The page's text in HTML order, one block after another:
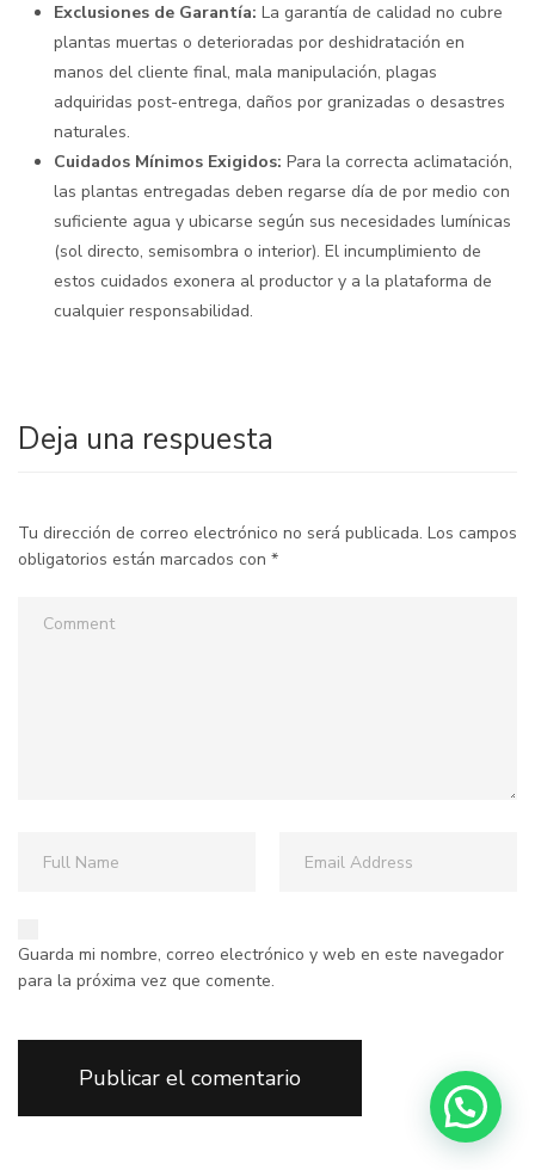
Exclusiones de Garantía: La garantía de calidad no cubre
plantas muertas o deterioradas por deshidratación en
manos del cliente final, mala manipulación, plagas
adquiridas post-entrega, daños por granizadas o desastres
naturales.
Cuidados Mínimos Exigidos: Para la correcta aclimatación,
las plantas entregadas deben regarse día de por medio con
suficiente agua y ubicarse según sus necesidades lumínicas
(sol directo, semisombra o interior). El incumplimiento de
estos cuidados exonera al productor y a la plataforma de
cualquier responsabilidad.
Deja una respuesta
Tu dirección de correo electrónico no será publicada. Los campos
obligatorios están marcados con *
Guarda mi nombre, correo electrónico y web en este navegador
para la próxima vez que comente.